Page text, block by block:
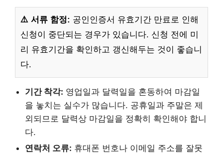
⚠️ 서류 함정: 공인인증서 유효기간 만료로 인해
신청이 중단되는 경우가 있습니다. 신청 전에 미
리 유효기간을 확인하고 갱신해두는 것이 좋습니
다.
기간 착각: 영업일과 달력일을 혼동하여 마감일
을 놓치는 실수가 많습니다. 공휴일과 주말은 제
외되므로 달력상 마감일을 정확히 확인해야 합니
다.
연락처 오류: 휴대폰 번호나 이메일 주소를 잘못